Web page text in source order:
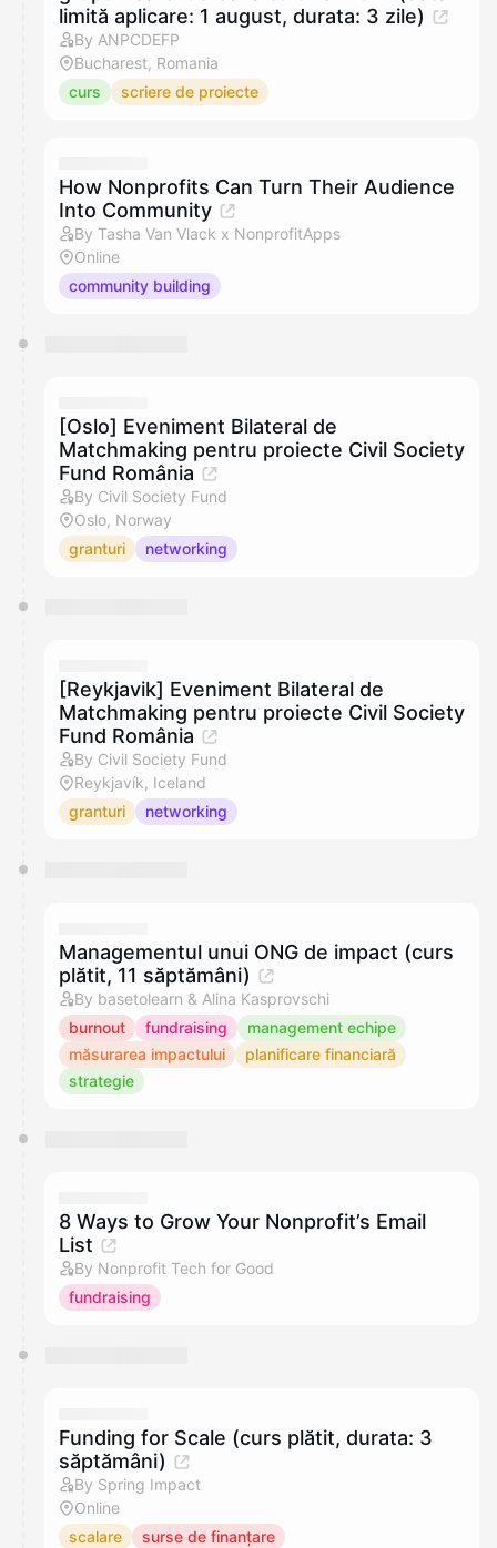
limită aplicare: 1 august, durata: 3 zile)
By ANPCDEFP
Bucharest, Romania
curs
scriere de proiecte
How Nonprofits Can Turn Their Audience
Into Community
By Tasha Van Vlack x NonprofitApps
Online
community building
[Oslo] Eveniment Bilateral de
Matchmaking pentru proiecte Civil Society
Fund România
By Civil Society Fund
Oslo, Norway
granturi
networking
[Reykjavik] Eveniment Bilateral de
Matchmaking pentru proiecte Civil Society
Fund România
By Civil Society Fund
Reykjavík, Iceland
granturi
networking
Managementul unui ONG de impact (curs
plătit, 11 săptămâni)
By basetolearn & Alina Kasprovschi
burnout
fundraising
management echipe
măsurarea impactului
planificare financiară
strategie
8 Ways to Grow Your Nonprofit’s Email
List
By Nonprofit Tech for Good
fundraising
Funding for Scale (curs plătit, durata: 3
săptămâni)
By Spring Impact
Online
scalare
surse de finanțare